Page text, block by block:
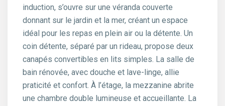
induction, s’ouvre sur une véranda couverte
donnant sur le jardin et la mer, créant un espace
idéal pour les repas en plein air ou la détente. Un
coin détente, séparé par un rideau, propose deux
canapés convertibles en lits simples. La salle de
bain rénovée, avec douche et lave-linge, allie
praticité et confort. À l’étage, la mezzanine abrite
une chambre double lumineuse et accueillante. La